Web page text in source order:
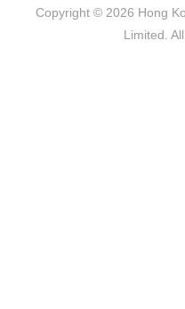
Copyright © 2026 Hong
Limited.